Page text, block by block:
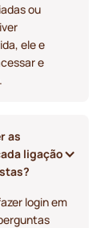
ou
ele e
e
as
ligação
login em